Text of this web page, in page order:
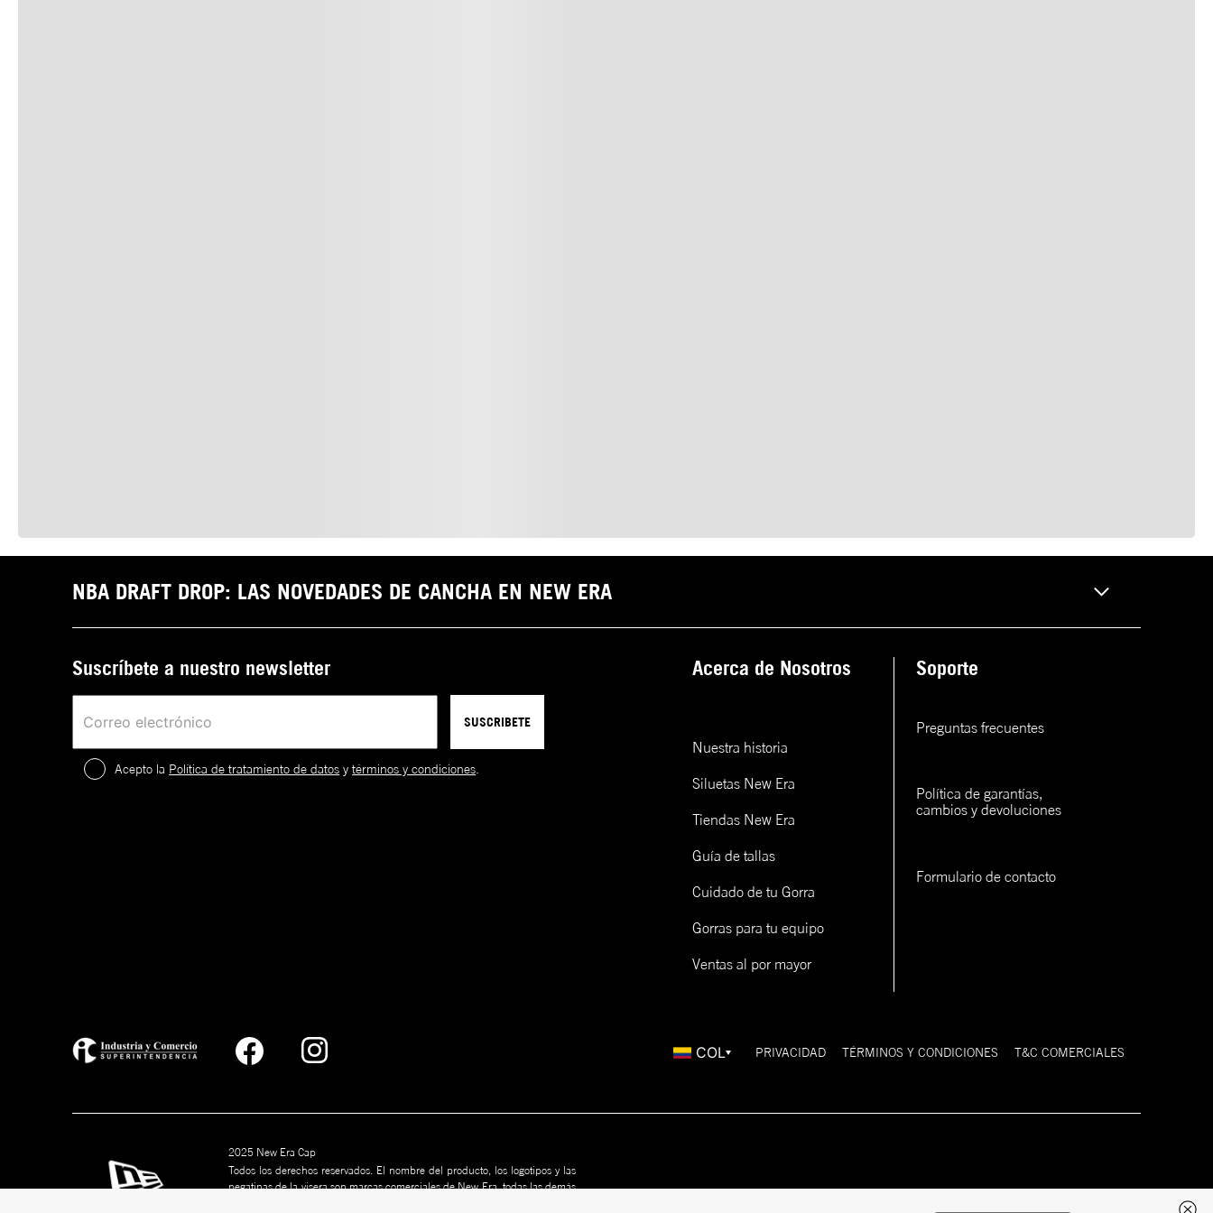
NBA DRAFT DROP: LAS NOVEDADES DE CANCHA EN NEW ERA
Suscríbete a nuestro newsletter
SUSCRIBETE
Acepto la Política de tratamiento de datos ytérminos y condiciones
Acerca de Nosotros
Nuestra historia
Siluetas New Era
Tiendas New Era
Guía de tallas
Cuidado de tu Gorra
Gorras para tu equipo
Ventas al por mayor
Soporte
Preguntas frecuentes
Política de garantías,
cambios y devoluciones
Formulario de contacto
COL PRIVACIDAD TÉRMINOS Y CONDICIONES T&C COMERCIALES
2025 New Era Cap
Todos los derechos reservados. El nombre del producto, los logotipos y las
pegatinas de la visera son marcas comerciales de New Era, todas las demás